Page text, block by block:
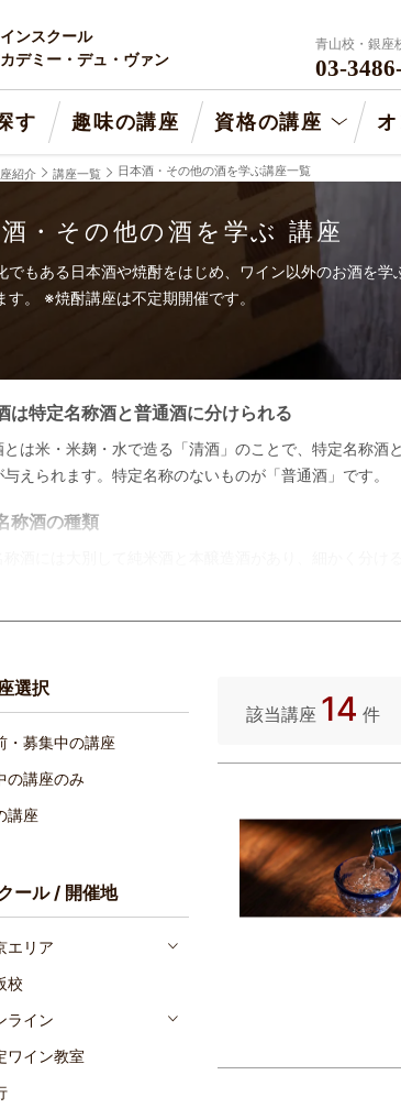
ンスクール
デミー・デュ・ヴァン
青山校・銀座
03-
す 趣味の講座 資格の講座
紹介 講座一覧 日本酒・その他の酒を学ぶ講座一覧
・その他の酒を学ぶ 講座
でもある日本酒や焼酎をはじめ、ワイン以外のお酒を
す。 ※焼酎講座は不定期開催です。
は特定名称酒と普通酒に分けられる
とは米・米麹・水で造る「清酒」のことで、特定名称
えられます。特定名称のないものが「普通酒」です。
称酒の種類
選択
・募集中の講座
の講座のみ
講座
ール / 開催地
エリア
校
ライン
ワイン教室
該当講座 14 件